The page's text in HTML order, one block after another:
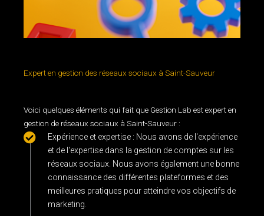
Expert en gestion des réseaux sociaux à Saint-Sauveur
Voici quelques éléments qui fait que Gestion Lab est expert en
gestion de réseaux sociaux à Saint-Sauveur :
Expérience et expertise : Nous avons de l'expérience
et de l'expertise dans la gestion de comptes sur les
réseaux sociaux. Nous avons également une bonne
connaissance des différentes plateformes et des
meilleures pratiques pour atteindre vos objectifs de
marketing.